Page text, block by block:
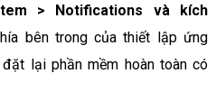
> Notifications và kích
bên trong của thiết lập ứng
lại phần mềm hoàn toàn có